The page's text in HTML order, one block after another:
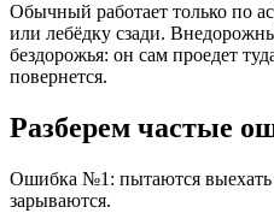
Обычный работает только по
или лебёдку сзади.
бездорожья: он сам проедет
повернется.
Разберем частые
Ошибка №1: пытаются выехать
зарываются.